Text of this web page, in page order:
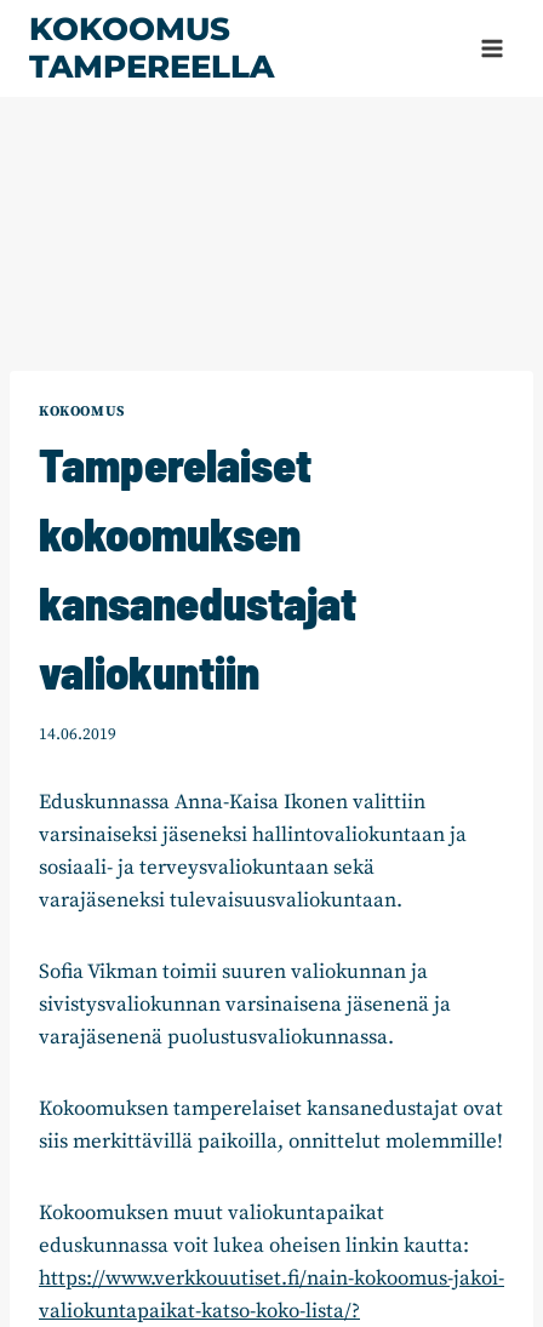
Siirry
sisältöön
KOKOOMUS
TAMPEREELLA
KOKOOMUS
Tamperelaiset
kokoomuksen
kansanedustajat
valiokuntiin
14.06.2019
Eduskunnassa Anna-Kaisa Ikonen valittiin
varsinaiseksi jäseneksi hallintovaliokuntaan ja
sosiaali- ja terveysvaliokuntaan sekä
varajäseneksi tulevaisuusvaliokuntaan.
Sofia Vikman toimii suuren valiokunnan ja
sivistysvaliokunnan varsinaisena jäsenenä ja
varajäsenenä puolustusvaliokunnassa.
Kokoomuksen tamperelaiset kansanedustajat ovat
siis merkittävillä paikoilla, onnittelut molemmille!
Kokoomuksen muut valiokuntapaikat
eduskunnassa voit lukea oheisen linkin kautta:
https://www.verkkouutiset.fi/nain-kokoomus-jakoi-
valiokuntapaikat-katso-koko-lista/?